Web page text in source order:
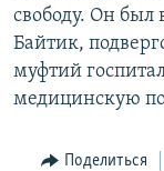
свободу. Он был
Байтик,
муфтий
медицинскую
Поделиться